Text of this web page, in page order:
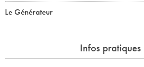
Le Générateur
Infos pratiques